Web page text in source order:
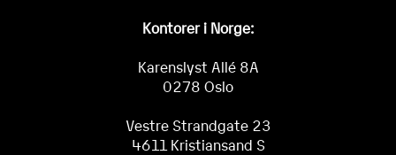
Kontorer i Norge:
Karenslyst Allé 8A
0278 Oslo
Vestre Strandgate 23
4611 Kristiansand S